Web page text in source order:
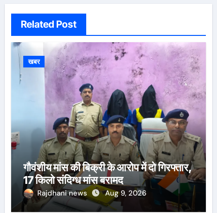
Related Post
खबर
गौवंशीय मांस की बिक्री के आरोप में दो गिरफ्तार,
17 किलो संदिग्ध मांस बरामद
Rajdhani news Aug 9, 2026